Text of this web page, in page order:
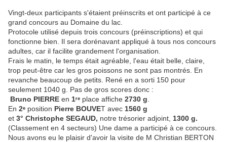
Vingt-deux participants s'étaient préinscrits et ont participé à ce
grand concours au Domaine du lac.
Protocole utilisé depuis trois concours (préinscriptions) et qui
fonctionne bien. Il sera dorénavant appliqué à tous nos concours
adultes, car il facilite grandement l'organisation.
Frais le matin, le temps était agréable, l'eau était belle, claire,
trop peut-être car les gros poissons ne sont pas montrés. En
revanche beaucoup de petits. René en a sorti 150 pour
seulement 1040 g. Pas de gros scores donc :
Bruno PIERRE en 1ʳᵉ place affiche 2730 g
En 2ᵉ position Pierre BOUVET avec 1560 g
et 3° Christophe SEGAUD, notre trésorier adjoint, 1300 g.
(Classement en 4 secteurs) Une dame a participé à ce concours.
Nous avons eu le plaisir d'avoir la visite de M Christian BERTON